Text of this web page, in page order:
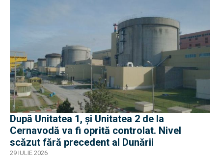
După Unitatea 1, și Unitatea 2 de la
Cernavodă va fi oprită controlat. Nivel
scăzut fără precedent al Dunării
29 IULIE 2026